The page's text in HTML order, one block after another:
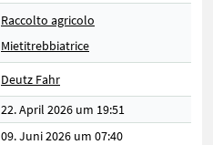
Raccolto agricolo
Mietitrebbiatrice
Deutz Fahr
22. April 2026 um 19:51
09. Juni 2026 um 07:40